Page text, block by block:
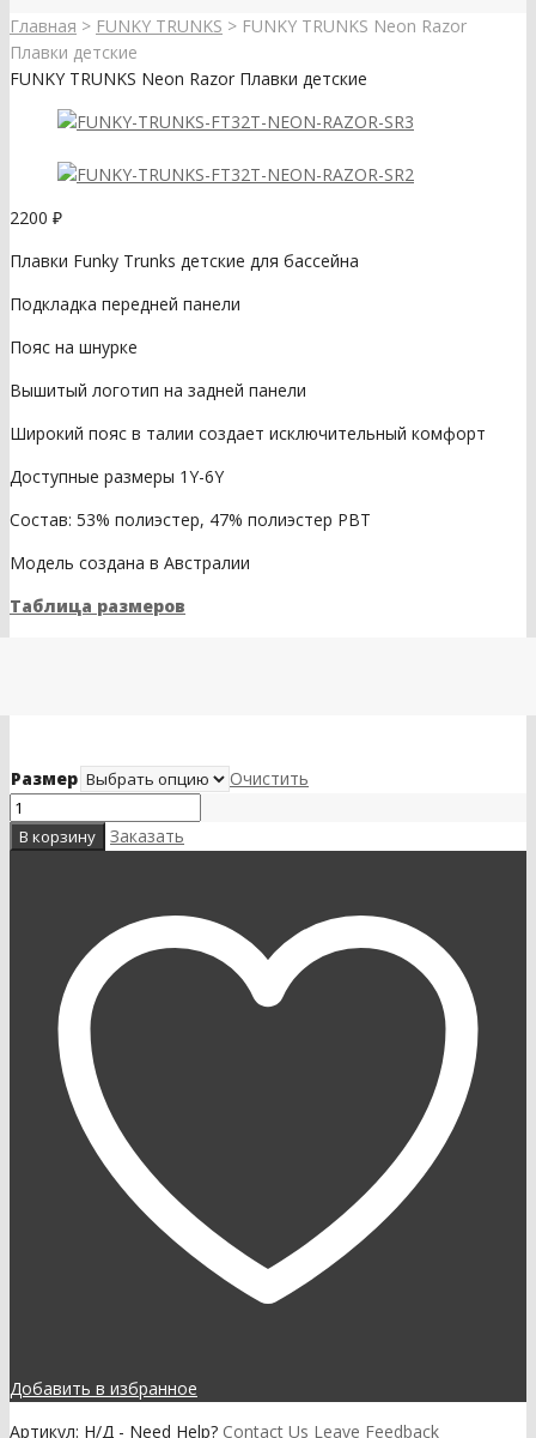
Главная > FUNKY TRUNKS > FUNKY TRUNKS Neon Razor
Плавки детские
FUNKY TRUNKS Neon Razor Плавки детские
2200 ₽
Плавки Funky Trunks детские для бассейна
Подкладка передней панели
Пояс на шнурке
Вышитый логотип на задней панели
Широкий пояс в талии создает исключительный комфорт
Доступные размеры 1Y-6Y
Состав: 53% полиэстер, 47% полиэстер PBT
Модель создана в Австралии
Таблица размеров
Размер Очистить
В корзину Заказать
Добавить в избранное
Артикул: Н/Д - Need Help? Contact Us Leave Feedback